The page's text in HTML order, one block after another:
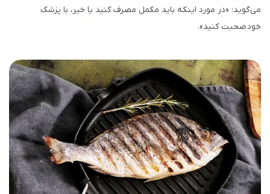
می‌گوید: «در مورد اینکه باید مکمل مصرف کنید یا خیر، با پزشک
خود صحبت کنید».